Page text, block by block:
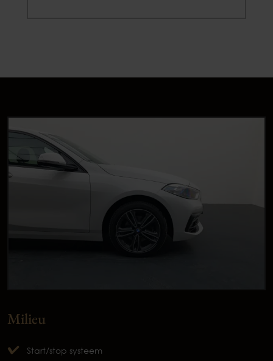
Milieu
Start/stop systeem